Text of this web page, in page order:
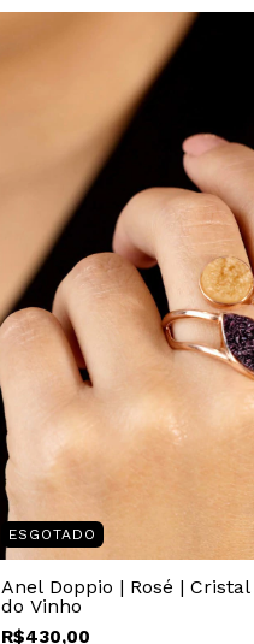
ESGOTADO
Anel Doppio | Rosé |
do Vinho
R$430,00